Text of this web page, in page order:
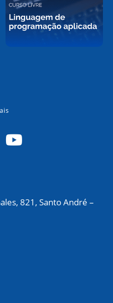
821, Santo André –